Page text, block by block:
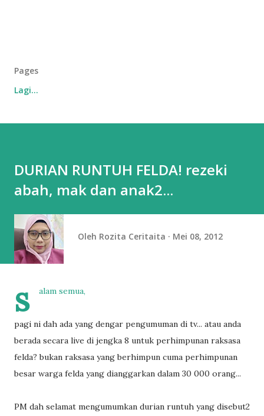
Pages
Lagi…
DURIAN RUNTUH FELDA! rezeki
abah, mak dan anak2...
Oleh Rozita Ceritaita Mei 08, 2012
s alam semua,
pagi ni dah ada yang dengar pengumuman di tv... atau anda
berada secara live di jengka 8 untuk perhimpunan raksasa
felda? bukan raksasa yang berhimpun cuma perhimpunan
besar warga felda yang dianggarkan dalam 30 000 orang...
PM dah selamat mengumumkan durian runtuh yang disebut2